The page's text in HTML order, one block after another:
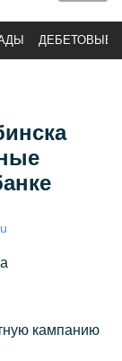
ДЕБЕТОВЫЕ
кампанию